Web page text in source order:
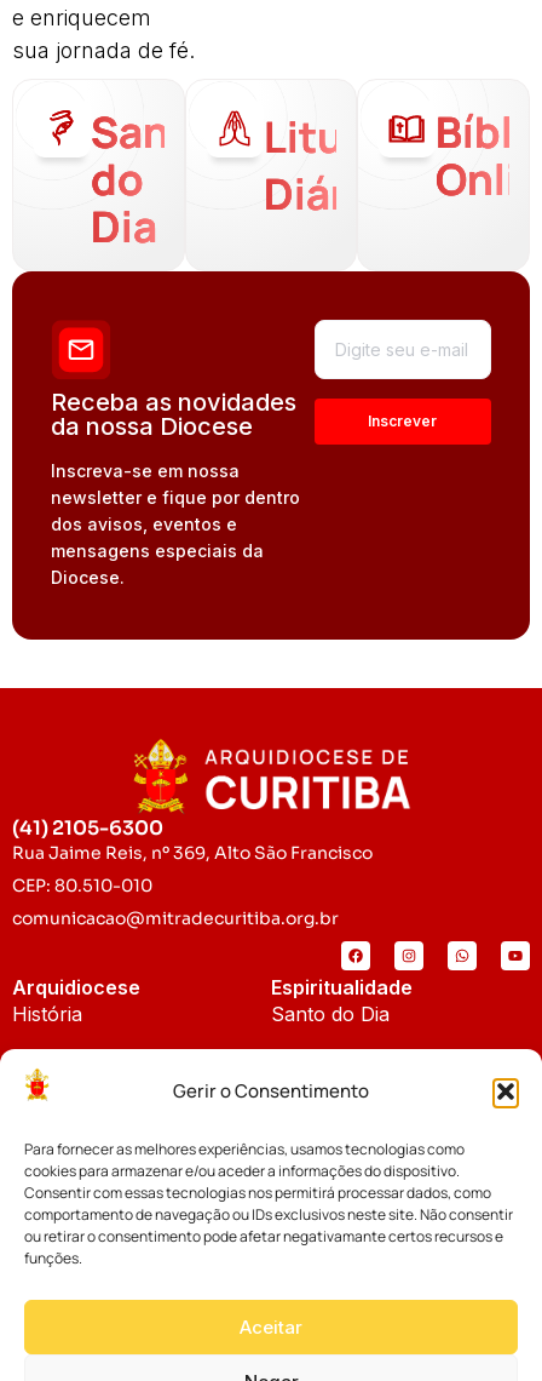
Gerir o Consentimento
Para fornecer as melhores experiências, usamos tecnologias como
cookies para armazenar e/ou aceder a informações do dispositivo.
Consentir com essas tecnologias nos permitirá processar dados, como
comportamento de navegação ou IDs exclusivos neste site. Não consentir
ou retirar o consentimento pode afetar negativamante certos recursos e
funções.
Aceitar
e enriquecem
sua jornada de fé.
Santo
do
Dia
Liturgia
Diária
Receba as novidades
da nossa Diocese
Inscreva-se em nossa
newsletter e fique por dentro
dos avisos, eventos e
mensagens especiais da
Diocese.
(41) 2105-6300
Rua Jaime Reis, nº 369, Alto São Francisco
CEP: 80.510-010
comunicacao@mitradecuritiba.org.br
Arquidiocese
História
Padroeira
Espiritualidade
Santo do Dia
Notícias
Notícias da Arquidiocese
Notícias Cáritas
Palavra dos Bispos
Cúria Diocesana
Fundo Diocesano
Vicariatos da Educação
Eventos